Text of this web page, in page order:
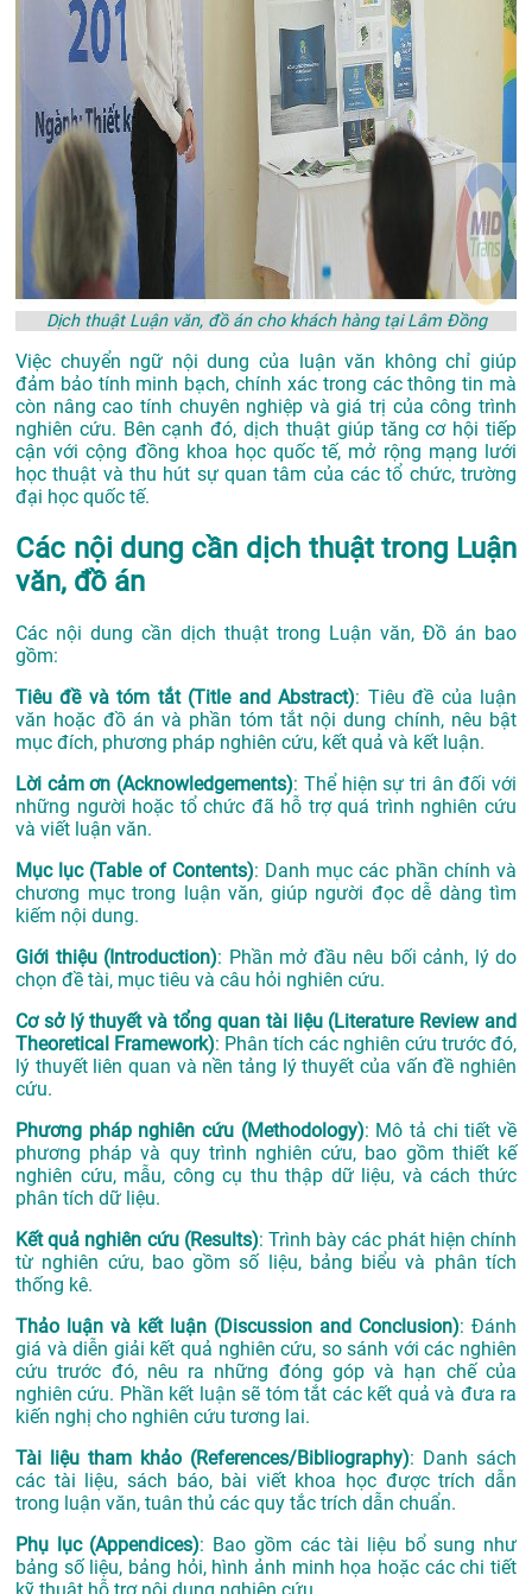
Dịch thuật Luận văn, đồ án cho khách hàng tại Lâm Đồng
Việc chuyển ngữ nội dung của luận văn không chỉ giúp
đảm bảo tính minh bạch, chính xác trong các thông tin mà
còn nâng cao tính chuyên nghiệp và giá trị của công trình
nghiên cứu. Bên cạnh đó, dịch thuật giúp tăng cơ hội tiếp
cận với cộng đồng khoa học quốc tế, mở rộng mạng lưới
học thuật và thu hút sự quan tâm của các tổ chức, trường
đại học quốc tế.
Các nội dung cần dịch thuật trong Luận
văn, đồ án
Các nội dung cần dịch thuật trong Luận văn, Đồ án bao
gồm:
Tiêu đề và tóm tắt (Title and Abstract): Tiêu đề của luận
văn hoặc đồ án và phần tóm tắt nội dung chính, nêu bật
mục đích, phương pháp nghiên cứu, kết quả và kết luận.
Lời cảm ơn (Acknowledgements): Thể hiện sự tri ân đối với
những người hoặc tổ chức đã hỗ trợ quá trình nghiên cứu
và viết luận văn.
Mục lục (Table of Contents): Danh mục các phần chính và
chương mục trong luận văn, giúp người đọc dễ dàng tìm
kiếm nội dung.
Giới thiệu (Introduction): Phần mở đầu nêu bối cảnh, lý do
chọn đề tài, mục tiêu và câu hỏi nghiên cứu.
Cơ sở lý thuyết và tổng quan tài liệu (Literature Review and
Theoretical Framework): Phân tích các nghiên cứu trước đó,
lý thuyết liên quan và nền tảng lý thuyết của vấn đề nghiên
cứu.
Phương pháp nghiên cứu (Methodology): Mô tả chi tiết về
phương pháp và quy trình nghiên cứu, bao gồm thiết kế
nghiên cứu, mẫu, công cụ thu thập dữ liệu, và cách thức
phân tích dữ liệu.
Kết quả nghiên cứu (Results): Trình bày các phát hiện chính
từ nghiên cứu, bao gồm số liệu, bảng biểu và phân tích
thống kê.
Thảo luận và kết luận (Discussion and Conclusion): Đánh
giá và diễn giải kết quả nghiên cứu, so sánh với các nghiên
cứu trước đó, nêu ra những đóng góp và hạn chế của
nghiên cứu. Phần kết luận sẽ tóm tắt các kết quả và đưa ra
kiến nghị cho nghiên cứu tương lai.
Tài liệu tham khảo (References/Bibliography): Danh sách
các tài liệu, sách báo, bài viết khoa học được trích dẫn
trong luận văn, tuân thủ các quy tắc trích dẫn chuẩn.
Phụ lục (Appendices): Bao gồm các tài liệu bổ sung như
bảng số liệu, bảng hỏi, hình ảnh minh họa hoặc các chi tiết